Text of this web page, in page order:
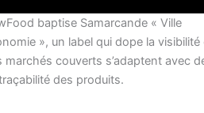
baptise Samarcande « Ville
», un label qui dope la visibilité
marchés couverts s’adaptent avec
des produits.